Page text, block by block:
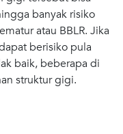
banyak risiko
atau BBLR. Jika
berisiko pula
baik, beberapa di
struktur gigi.